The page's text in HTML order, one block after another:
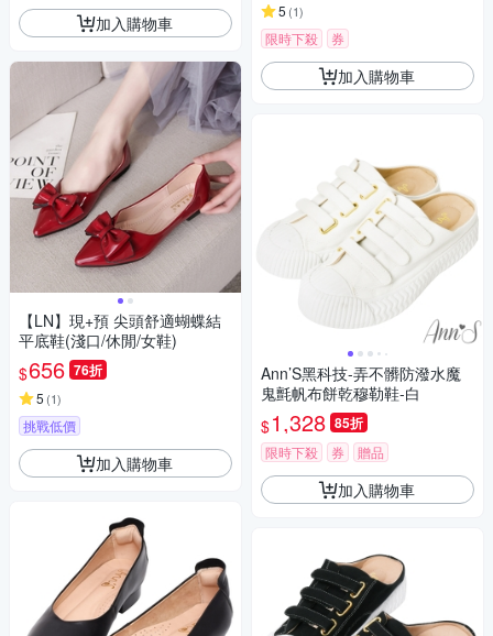
加入購物車
【LN】現+預 尖頭舒適蝴蝶結
平底鞋(淺口/休閒/女鞋)
$656 76折
5 (1)
挑戰低價
加入購物車
5 (1)
限時下殺 券
加入購物車
Ann’S黑科技-弄不髒防潑水魔
鬼氈帆布餅乾穆勒鞋-白
$1,328 85折
限時下殺 券 贈品
加入購物車